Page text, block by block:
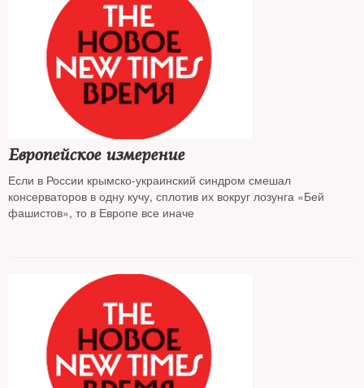
Европейское измерение
Если в России крымско-украинский синдром смешал
консерваторов в одну кучу, сплотив их вокруг лозунга «Бей
фашистов», то в Европе все иначе